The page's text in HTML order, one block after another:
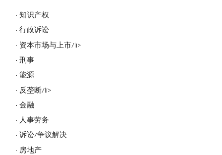
知识产权
行政诉讼
资本市场与上市/li>
刑事
能源
反垄断/li>
金融
人事劳务
诉讼/争议解决
房地产